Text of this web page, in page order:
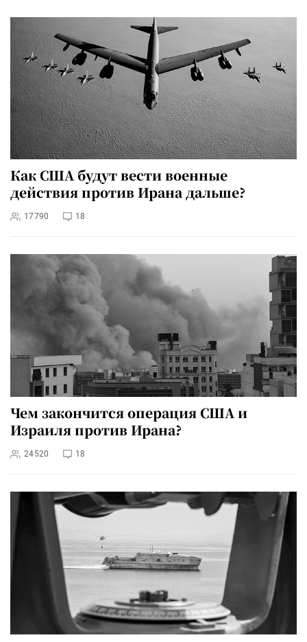
Как США будут вести военные
действия против Ирана дальше?
17790 18
Чем закончится операция США и
Израиля против Ирана?
24520 18